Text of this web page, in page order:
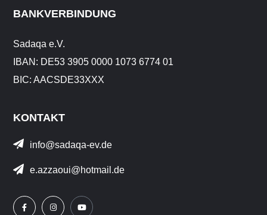
BANKVERBINDUNG
Sadaqa e.V.
IBAN: DE53 3905 0000 1073 6774 01
BIC: AACSDE33XXX
KONTAKT
info@sadaqa-ev.de
e.azzaoui@hotmail.de